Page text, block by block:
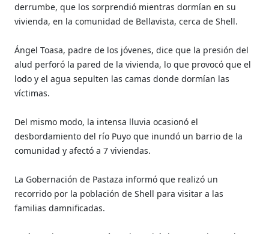
derrumbe, que los sorprendió mientras dormían en su
vivienda, en la comunidad de Bellavista, cerca de Shell.
Ángel Toasa, padre de los jóvenes, dice que la presión del
alud perforó la pared de la vivienda, lo que provocó que el
lodo y el agua sepulten las camas donde dormían las
víctimas.
Del mismo modo, la intensa lluvia ocasionó el
desbordamiento del río Puyo que inundó un barrio de la
comunidad y afectó a 7 viviendas.
La Gobernación de Pastaza informó que realizó un
recorrido por la población de Shell para visitar a las
familias damnificadas.